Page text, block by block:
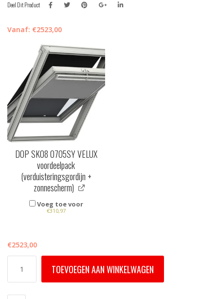
Deel Dit Product
Vanaf: €2523,00
DOP SK08 0705SY VELUX
voordeelpack
(verduisteringsgordijn +
zonnescherm)
Voeg toe voor
€310,97
€2523,00
Dakkapel
TOEVOEGEN AAN WINKELWAGEN